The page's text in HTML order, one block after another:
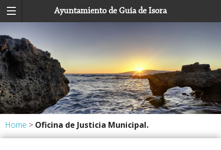
Ayuntamiento de Guía de Isora
Home > Oficina de Justicia Municipal.